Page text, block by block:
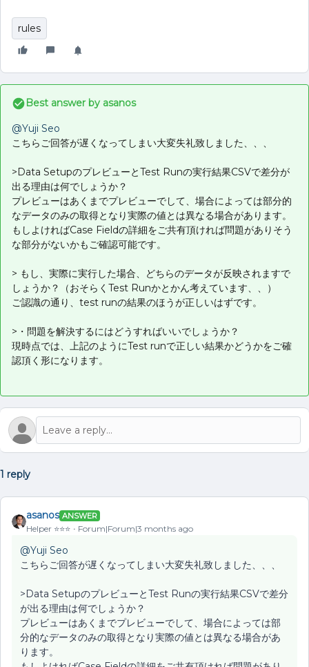
rules
Best answer by asanos
@Yuji Seo
こちらご回答が遅くなってしまい大変失礼致しました、、、
>Data SetupのプレビューとTest Runの実行結果CSVで差分が
出る理由は何でしょうか？
プレビューはあくまでプレビューでして、場合によっては部分的
なデータのみの取得となり実際の値とは異なる場合があります。
もしよければCase Fieldの詳細をご共有頂ければ問題がありそう
な部分がないかもご確認可能です。
> もし、実際に実行した場合、どちらのデータが反映されますで
しょうか？（おそらくTest Runかとかん考えています、、）
ご認識の通り、test runの結果のほうが正しいはずです。
>・問題を解決するにはどうすればいいでしょうか？
現時点では、上記のようにTest runで正しい結果かどうかをご確
認頂く形になります。
1 reply
asanos ANSWER
Helper ⭐️⭐️⭐️ Forum|Forum|3 months ago
@Yuji Seo
こちらご回答が遅くなってしまい大変失礼致しました、、、
>Data SetupのプレビューとTest Runの実行結果CSVで差分
が出る理由は何でしょうか？
プレビューはあくまでプレビューでして、場合によっては部
分的なデータのみの取得となり実際の値とは異なる場合があ
ります。